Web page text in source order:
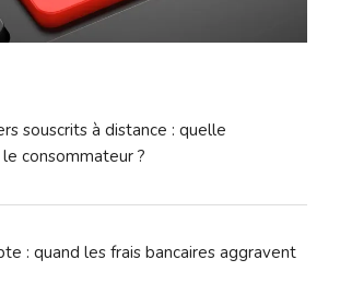
souscrits à distance : quelle
consommateur ?
: quand les frais bancaires aggravent